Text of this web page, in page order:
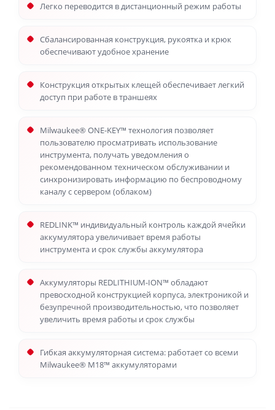
Легко переводится в дистанционный режим работы
Сбалансированная конструкция, рукоятка и крюк
обеспечивают удобное хранение
Конструкция открытых клещей обеспечивает легкий
доступ при работе в траншеях
Milwaukee® ONE-KEY™ технология позволяет
пользователю просматривать использование
инструмента, получать уведомления о
рекомендованном техническом обслуживании и
синхронизировать информацию по беспроводному
каналу с сервером (облаком)
REDLINK™ индивидуальный контроль каждой ячейки
аккумулятора увеличивает время работы
инструмента и срок службы аккумулятора
Аккумуляторы REDLITHIUM-ION™ обладают
превосходной конструкцией корпуса, электроникой и
безупречной производительностью, что позволяет
увеличить время работы и срок службы
Гибкая аккумуляторная система: работает со всеми
Milwaukee® M18™ аккумуляторами